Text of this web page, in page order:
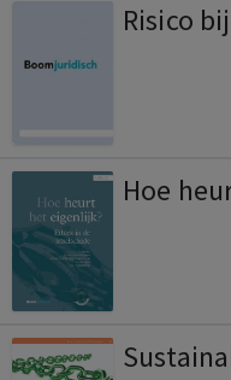
Risico
Hoe